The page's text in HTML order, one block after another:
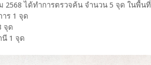
2568 ได้ทำการตรวจค้น จำนวน 5 จุด ในพื้นที่
ร 1 จุด
จุด
นี 1 จุด